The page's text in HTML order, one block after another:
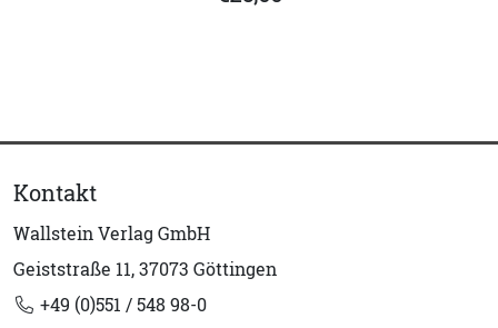
Kontakt
Wallstein Verlag GmbH
Geiststraße 11, 37073 Göttingen
+49 (0)551 / 548 98-0